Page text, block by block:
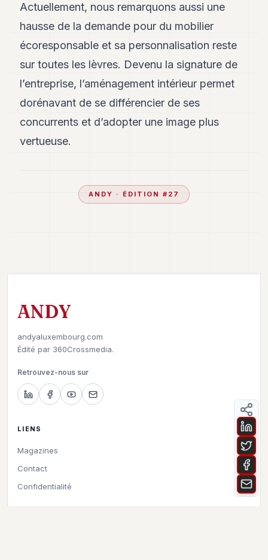
Actuellement, nous remarquons aussi une
hausse de la demande pour du mobilier
écoresponsable et sa personnalisation reste
sur toutes les lèvres. Devenu la signature de
l’entreprise, l’aménagement intérieur permet
dorénavant de se différencier de ses
concurrents et d’adopter une image plus
vertueuse.
ANDY · ÉDITION # 27
ANDY
andyaluxembourg.com
Édité par 360Crossmedia.
Retrouvez-nous sur
LIENS
Magazines
Contact
Confidentialité